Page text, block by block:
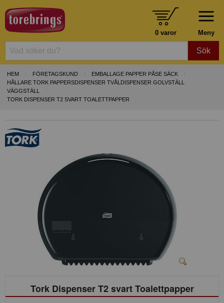
Meny
0 varor
Sök
HEM FÖRETAGSKUND
EMBALLAGE PAPPER PÅSE SÄCK
HÅLLARE TORK PAPPERSDISPENSER TVÅLDISPENSER GOLVSTÄLL
VÄGGSTÄLL
TORK DISPENSER T2 SVART TOALETTPAPPER
Tork Dispenser T2 svart Toalettpapper